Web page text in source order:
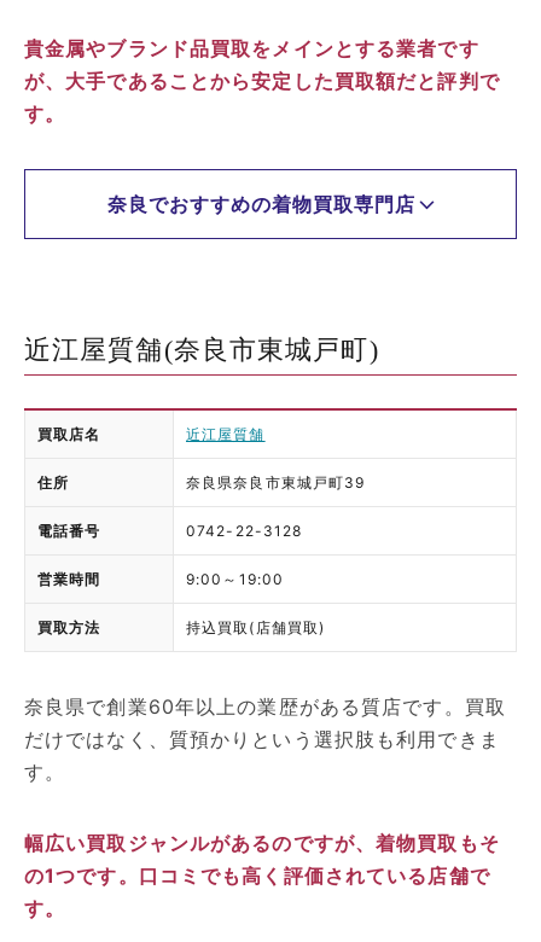
貴金属やブランド品買取をメインとする業者です
が、大手であることから安定した買取額だと評判で
す。
奈良でおすすめの着物買取専門店
近江屋質舗(奈良市東城戸町)
買取店名 近江屋質舗
住所 奈良県奈良市東城戸町39
電話番号 0742-22-3128
営業時間 9:00～19:00
買取方法 持込買取(店舗買取)
奈良県で創業60年以上の業歴がある質店です。買取
だけではなく、質預かりという選択肢も利用できま
す。
幅広い買取ジャンルがあるのですが、着物買取もそ
の1つです。口コミでも高く評価されている店舗で
す。